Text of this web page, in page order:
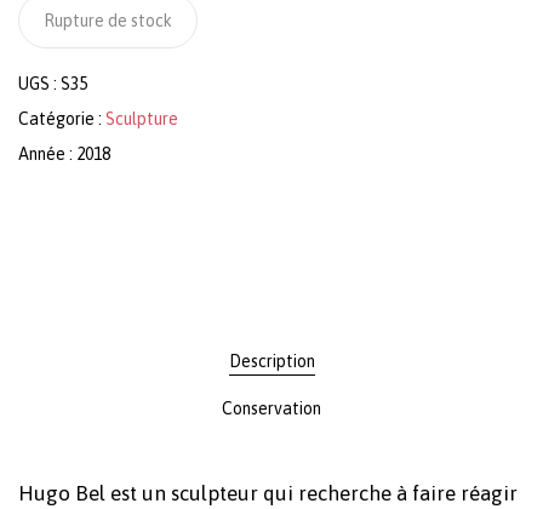
Rupture de stock
UGS : S35
Catégorie : Sculpture
Année : 2018
Description
Conservation
Hugo Bel est un sculpteur qui recherche à faire réagir